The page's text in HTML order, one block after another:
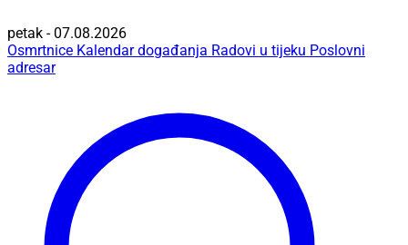
petak - 07.08.2026
Osmrtnice Kalendar događanja Radovi u tijeku Poslovni
adresar